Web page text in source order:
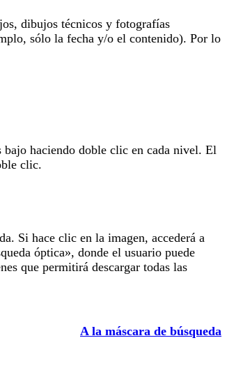
dibujos técnicos y fotografías
sólo la fecha y/o el contenido). Por lo
bajo haciendo doble clic en cada nivel. El
clic.
Si hace clic en la imagen, accederá a
óptica», donde el usuario puede
que permitirá descargar todas las
A la máscara de búsqueda